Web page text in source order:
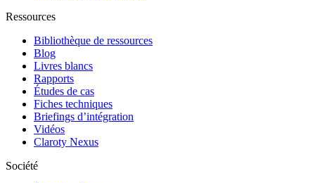
Ressources
Bibliothèque de ressources
Blog
Livres blancs
Rapports
Études de cas
Fiches techniques
Briefings d’intégration
Vidéos
Claroty Nexus
Société